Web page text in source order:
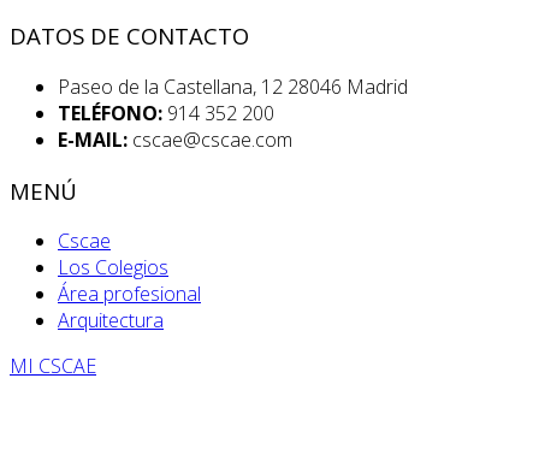
DATOS DE CONTACTO
Paseo de la Castellana, 12 28046 Madrid
TELÉFONO: 914 352 200
E-MAIL: cscae@cscae.com
MENÚ
Cscae
Los Colegios
Área profesional
Arquitectura
MI CSCAE